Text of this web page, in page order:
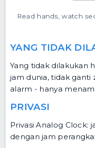
Read hands, watch
YANG TIDAK
Yang tidak dilakukan
jam dunia, tidak ganti
alarm - hanya
PRIVASI
Privasi Analog Clock:
dengan jam